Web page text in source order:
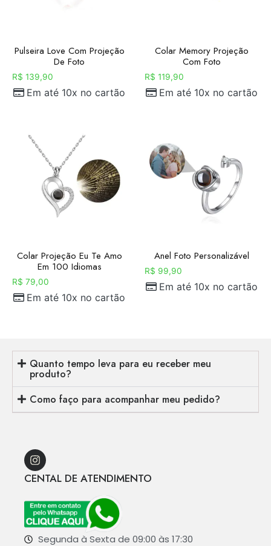
Pulseira Love Com Projeção
De Foto
R$ 139,90
Em até 10x no cartão
Colar Memory Projeção
Com Foto
R$ 119,90
Em até 10x no cartão
Colar Projeção Eu Te Amo
Em 100 Idiomas
R$ 79,00
Em até 10x no cartão
Anel Foto Personalizável
R$ 99,90
Em até 10x no cartão
Quanto tempo leva para eu receber meu
produto?
Como faço para acompanhar meu pedido?
CENTAL DE ATENDIMENTO
Segunda à Sexta de 09:00 às 17:30